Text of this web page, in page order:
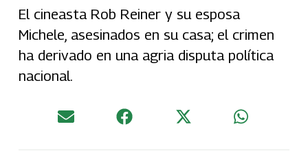
El cineasta Rob Reiner y su esposa
Michele, asesinados en su casa; el crimen
ha derivado en una agria disputa política
nacional.